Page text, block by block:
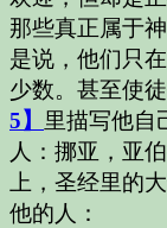
那些真正属于
是说，他们只
少数。甚至使
5】 里描写他自
人：挪亚，亚
上，圣经里的
他的人：